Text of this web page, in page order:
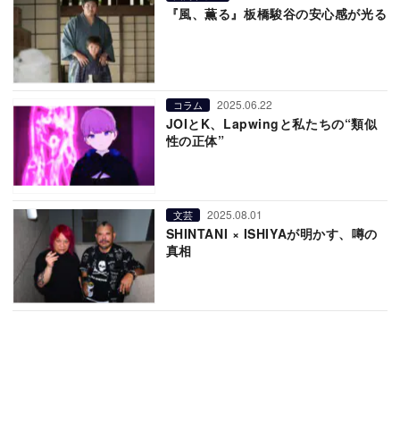
『風、薫る』板橋駿谷の安心感が光る
コラム 2025.06.22
JOIとK、Lapwingと私たちの“類似
性の正体”
文芸 2025.08.01
SHINTANI × ISHIYAが明かす、噂の
真相